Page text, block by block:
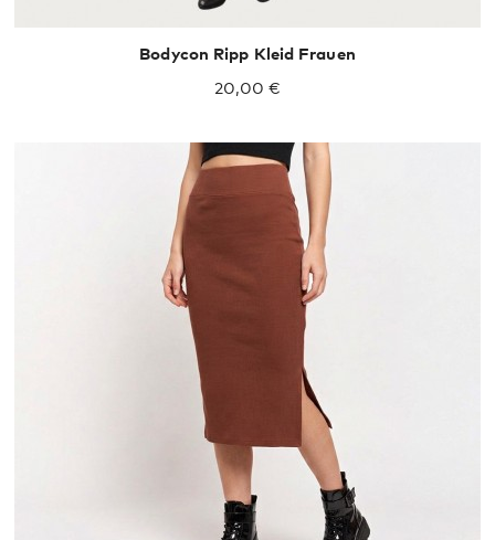
Bodycon Ripp Kleid Frauen
20,00 €